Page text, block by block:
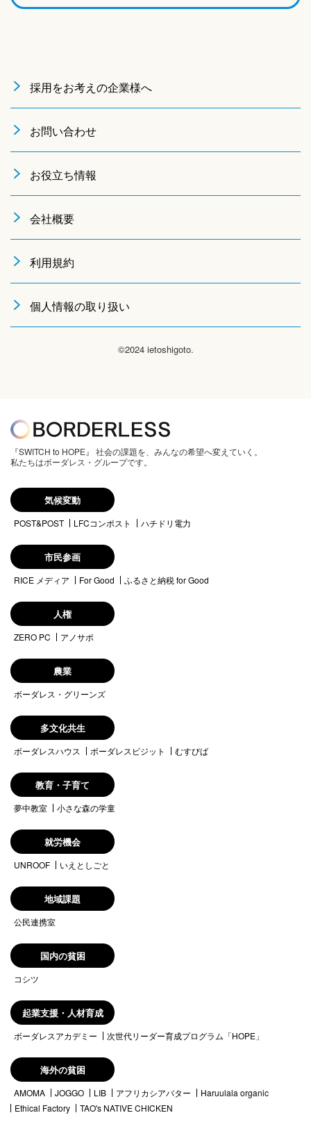
採用をお考えの企業様へ
お問い合わせ
お役立ち情報
会社概要
利用規約
個人情報の取り扱い
©2024 ietoshigoto.
『SWITCH to HOPE』 社会の課題を、みんなの希望へ変えていく。
私たちはボーダレス・グループです。
気候変動
POST&POST LFCコンポスト ハチドリ電力
市民参画
RICE メディア For Good ふるさと納税 for Good
人権
ZERO PC アノサポ
農業
ボーダレス・グリーンズ
多文化共生
ボーダレスハウス ボーダレスビジット むすびば
教育・子育て
夢中教室 小さな森の学童
就労機会
UNROOF いえとしごと
地域課題
公民連携室
国内の貧困
コシツ
起業支援・人材育成
ボーダレスアカデミー 次世代リーダー育成プログラム「HOPE」
海外の貧困
AMOMA JOGGO LIB アフリカシアバター
Haruulala organic
Ethical Factory
TAO's NATIVE CHICKEN